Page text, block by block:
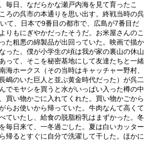
日、なだらかな瀬戸内海を見て育ったこ
ろの呉市の本通りを思い出す。終戦当時の呉
て、日本で9番目の都市で、広島が7番目だ
りもにぎやかだったそうだ。お米屋さんのこ
た粗悪の綿製品が出回っていた。映画で描か
った。僕が小学生の頃は我が家の裏山の休山
って、そこを秘密基地にして友達たちと一緒
ホークス（その当時はキャッチャー野村、
嶋のいた巨人と並ぶ黄金時代だった）が呉二
でモヤシを買うと水がいっぱい入った樽の中
買い物かごに入れてくれた。買い物かごから
らお使いから帰っていた。牛肉なんて高くて
ていたし、給食の脱脂粉乳はまずかった。冬
毎日来て、一冬過ごした。夏は白いカッター
帰るとすぐに自分で洗濯して干した。ほかに